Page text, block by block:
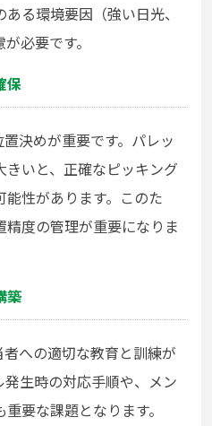
る環境要因（強い日光、
必要です。
保
決めが重要です。パレッ
きいと、正確なピッキング
性があります。このた
度の管理が重要になりま
築
への適切な教育と訓練が
生時の対応手順や、メン
要な課題となります。